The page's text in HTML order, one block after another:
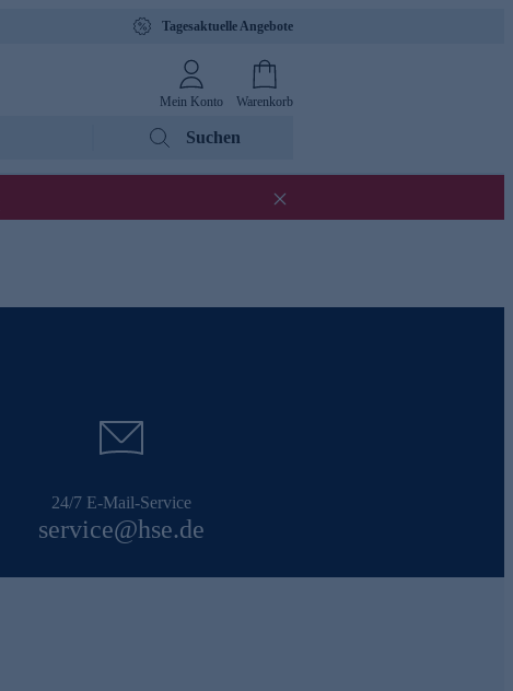
Tagesaktuelle Angebote
Mein Konto Warenkorb
Suchen
24/7 E-Mail-Service
service@hse.de